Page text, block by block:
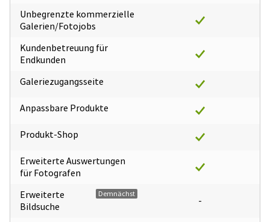
Unbegrenzte kommerzielle
Galerien/Fotojobs
Kundenbetreuung für
Endkunden
Galeriezugangsseite
Anpassbare Produkte
Produkt-Shop
Erweiterte Auswertungen
für Fotografen
Erweiterte
Bildsuche
Demnächst
-